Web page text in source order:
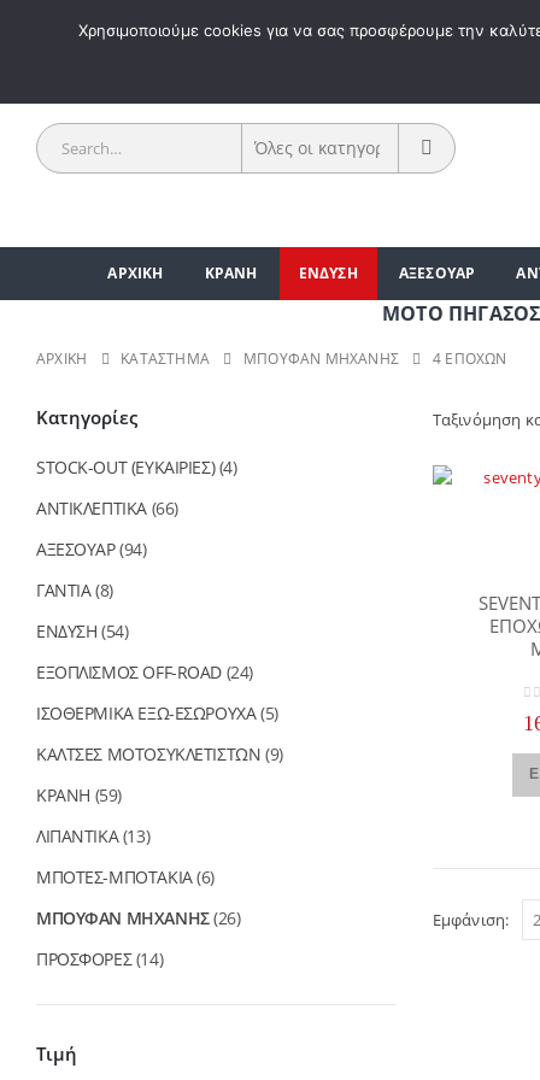
ΚΑΛΩΣ
ΑΡΧΙΚΗ ΚΡΑΝΗ ΕΝΔΥΣΗ ΑΞΕΣΟΥΑΡ
ΜΟΤΟ ΠΗΓΑΣΟΣ |
ΑΡΧΙΚΉ ΚΑΤΆΣΤΗΜΑ ΜΠΟΥΦΑΝ ΜΗΧΑΝΗΣ 4 ΕΠΟΧΩΝ
Ταξινόμηση
Εμφάνιση:
Κατηγορίες
STOCK-OUT (ΕΥΚΑΙΡΙΕΣ) (4)
ΑΝΤΙΚΛΕΠΤΙΚΑ (66)
ΑΞΕΣΟΥΑΡ(94)
ΓΑΝΤΙΑ(8)
ΕΝΔΥΣΗ (54)
ΕΞΟΠΛΙΣΜΟΣ OFF-ROAD (24)
ΙΣΟΘΕΡΜΙΚΑ ΕΞΩ-ΕΣΩΡΟΥΧΑ(5)
ΚΑΛΤΣΕΣ ΜΟΤΟΣΥΚΛΕΤΙΣΤΩΝ (9)
ΚΡΑΝΗ (59)
ΛΙΠΑΝΤΙΚΑ(13)
ΜΠΟΤΕΣ-ΜΠΟΤΑΚΙΑ(6)
ΜΠΟΥΦΑΝ ΜΗΧΑΝΗΣ(26)
ΠΡΟΣΦΟΡΕΣ(14)
Τιμή
Χρησιμοποιούμε cookies για να σας προσφέρουμε την